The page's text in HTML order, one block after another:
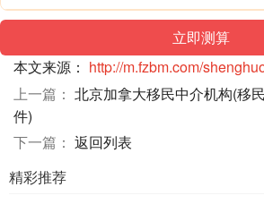
本文来源： http://m.fzbm.com/
上一篇： 北京加拿大移民中介机构(移
件)
下一篇： 返回列表
精彩推荐